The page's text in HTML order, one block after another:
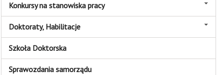
Konkursy na stanowiska pracy
Doktoraty, Habilitacje
Szkoła Doktorska
Sprawozdania samorządu